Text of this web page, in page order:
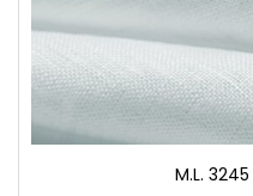
M.L.